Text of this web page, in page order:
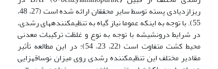
ریزازدیادی پسته توسط سایر محققان ارائه شده است (27، 48،
55). با توجه به­ اینکه عموما نیاز گیاه به تنظیم­کننده­های رشدی،
در شرایط درون­شیشه با توجه به نوع و غلظت ترکیبات معدنی
محیط­ کشت متفاوت است (22، 23، 54)؛ در این مطالعه تأثیر
مقادیر مختلف این تنظیم­کننده رشدی روی میزان نوساقه­زایی